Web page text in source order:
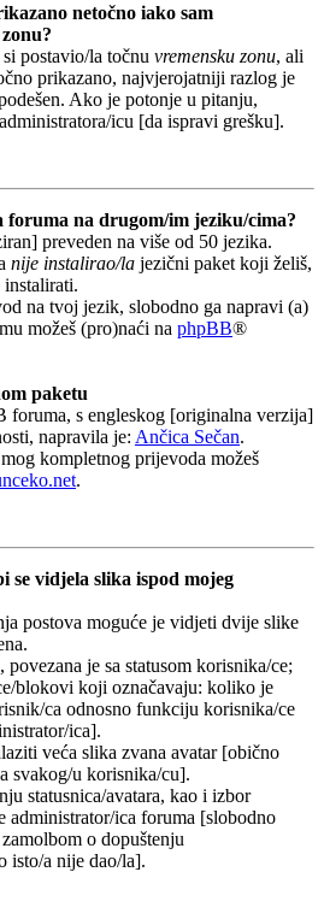
netočno iako sam
postavio/la točnu vremensku zonu, ali
prikazano, najvjerojatniji razlog je
Ako je potonje u pitanju,
icu [da ispravi grešku].
foruma na drugom/im jeziku/cima?
preveden na više od 50 jezika.
nije instalirao/la jezični paket koji želiš,
na tvoj jezik, slobodno ga napravi (a)
možeš (pro)naći na phpBB®
paketu
foruma, s engleskog [originalna verzija]
napravila je: Ančica Sečan.
kompletnog prijevoda možeš
.
se vidjela slika ispod mojeg
postova moguće je vidjeti dvije slike
povezana je sa statusom korisnika/ce;
blokovi koji označavaju: koliko je
ca odnosno funkciju korisnika/ce
ica].
veća slika zvana avatar [obično
svakog/u korisnika/cu].
statusnica/avatara, kao i izbor
administrator/ica foruma [slobodno
o dopuštenju
isto/a nije dao/la].